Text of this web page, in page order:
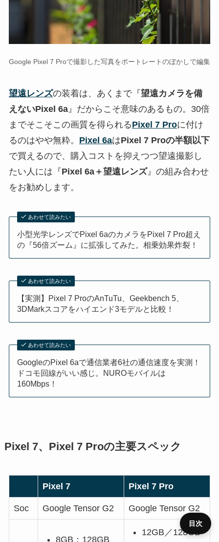
Google Pixel 7 Proで撮影した写真をポートレートのぼかしで編集
望遠レンズの装着は、あくまで『望遠カメラを備
えないPixel 6a』だからこそ意味のあるもの。30倍
までそこそこの画質を得られるPixel 7 Proに付け
るのはやや無粋。 Pixel 6aはPixel 7 Proの半額以下
で買えるので、購入コストを抑えつつ望遠撮影し
たい人には『Pixel 6a＋望遠レンズ』の組み合わせ
をお勧めします。
あわせて読みたい
小型光学レンズでPixel 6aのカメラをPixel 7 Pro超え
の『56倍ズーム』に拡張してみた。相乗効果炸裂！
あわせて読みたい
【実測】Pixel 7 ProのAnTuTu、Geekbench 5、
3DMarkスコアをハイエンド3モデルと比較！
あわせて読みたい
GoogleのPixel 6aで通信業者6社の通信速度を実測！
ドコモ回線がいい感じ。NUROモバイルは
160Mbps！
Pixel 7、Pixel 7 Proの主要スペック
Pixel 7 Pixel 7 Pro
Soc Google Tensor G2 Google Tensor G2
8GB：128GB
12GB／128GB
目次